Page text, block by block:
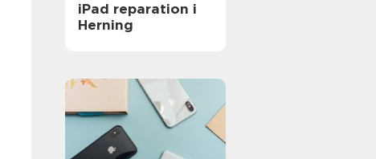
iPad reparation i
Herning